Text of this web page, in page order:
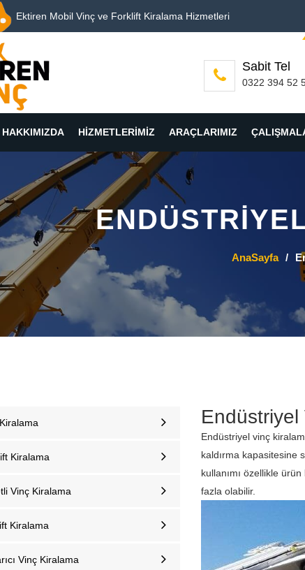
Ektiren Mobil Vinç ve Forklift Kiralama Hizmetleri
Sabit Tel
0322 394 52
HAKKIMIZDA HIZMETLERIMIZ ARAÇLARIMIZ
AnaSayfa /
Kiralama
Vinç Kiralama
Kiralama
Vinç Kiralama
Endüstriyel vinç
kaldırma kapasitesine
kullanımı özellikle
fazla olabilir.